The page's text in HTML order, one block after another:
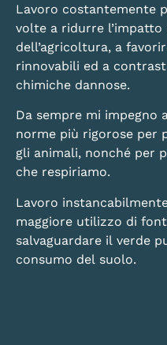
Lavoro costantemente
volte a ridurre l’impatto
dell’agricoltura, a
rinnovabili ed a
chimiche dannose.
Da sempre mi impegno
norme più rigorose per
gli animali, nonché per
che respiriamo.
Lavoro
maggiore utilizzo di
salvaguardare il verde
consumo del suolo.